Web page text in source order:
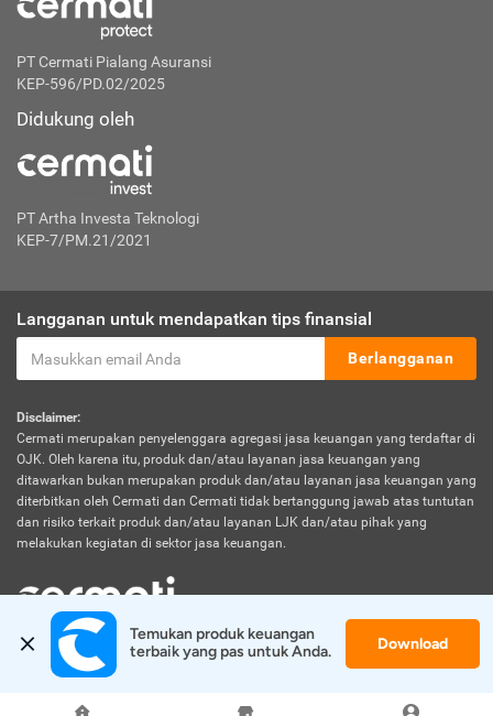
PT Cermati Pialang Asuransi
KEP-596/PD.02/2025
Didukung oleh
PT Artha Investa Teknologi
KEP-7/PM.21/2021
Langganan untuk mendapatkan tips finansial
Berlangganan
Disclaimer:
Cermati merupakan penyelenggara agregasi jasa keuangan yang terdaftar di
OJK. Oleh karena itu, produk dan/atau layanan jasa keuangan yang
ditawarkan bukan merupakan produk dan/atau layanan jasa keuangan yang
diterbitkan oleh Cermati dan Cermati tidak bertanggung jawab atas tuntutan
dan risiko terkait produk dan/atau layanan LJK dan/atau pihak yang
melakukan kegiatan di sektor jasa keuangan.
© 2026 Cermati. All Rights Reserved.
Temukan produk keuangan
terbaik yang pas untuk Anda.
Download